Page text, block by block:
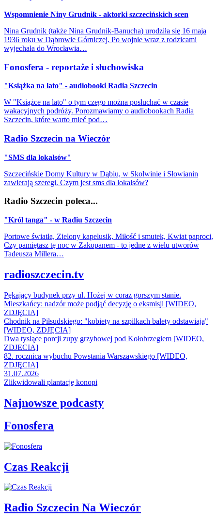
Wspomnienie Niny Grudnik - aktorki szczecińskich scen
Nina Grudnik (także Nina Grudnik-Banucha) urodziła się 16 maja
1936 roku w Dąbrowie Górniczej. Po wojnie wraz z rodzicami
wyjechała do Wrocławia…
Fonosfera - reportaże i słuchowiska
"Książka na lato" - audiobooki Radia Szczecin
W "Książce na lato" o tym czego można posłuchać w czasie
wakacyjnych podróży. Porozmawiamy o audiobookach Radia
Szczecin, które warto mieć pod…
Radio Szczecin na Wieczór
"SMS dla lokalsów"
Szczecińskie Domy Kultury w Dąbiu, w Skolwinie i Słowianin
zawierają szeregi. Czym jest sms dla lokalsów?
Radio Szczecin poleca...
"Król tanga" - w Radiu Szczecin
Portowe światła, Zielony kapelusik, Miłość i smutek, Kwiat paproci,
Czy pamiętasz tę noc w Zakopanem - to jedne z wielu utworów
Tadeusza Millera…
radioszczecin.tv
Pękający budynek przy ul. Hożej w coraz gorszym stanie.
Mieszkańcy: nadzór może podjąć decyzję o eksmisji [WIDEO,
ZDJĘCIA]
Chodnik na Piłsudskiego: "kobiety na szpilkach balety odstawiają"
[WIDEO, ZDJĘCIA]
Dwa tysiące porcji zupy grzybowej pod Kołobrzegiem [WIDEO,
ZDJECIA]
82. rocznica wybuchu Powstania Warszawskiego [WIDEO,
ZDJĘCIA]
31.07.2026
Zlikwidowali plantację konopi
Najnowsze podcasty
Fonosfera
Czas Reakcji
Radio Szczecin Na Wieczór